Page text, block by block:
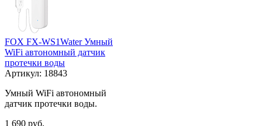
FOX FX-WS1Water Умный
WiFi автономный датчик
протечки воды
Артикул: 18843
Умный WiFi автономный
датчик протечки воды.
1 690 руб.